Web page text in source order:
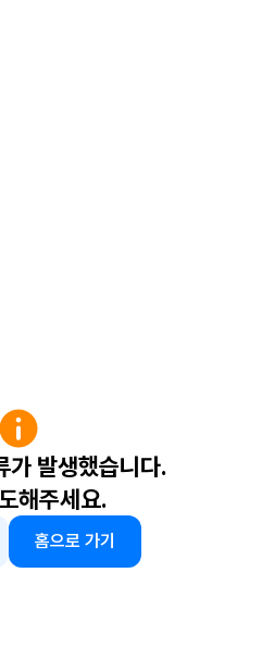
가 발생했습니다.
해주세요.
홈으로 가기